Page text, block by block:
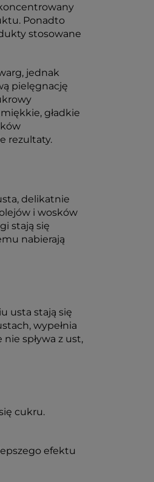
Ponadto
stosowane
jednak
pielęgnację
gładkie
rezultaty.
delikatnie
i wosków
stają się
nabierają
usta stają się
wypełnia
spływa z ust,
cukru.
efektu